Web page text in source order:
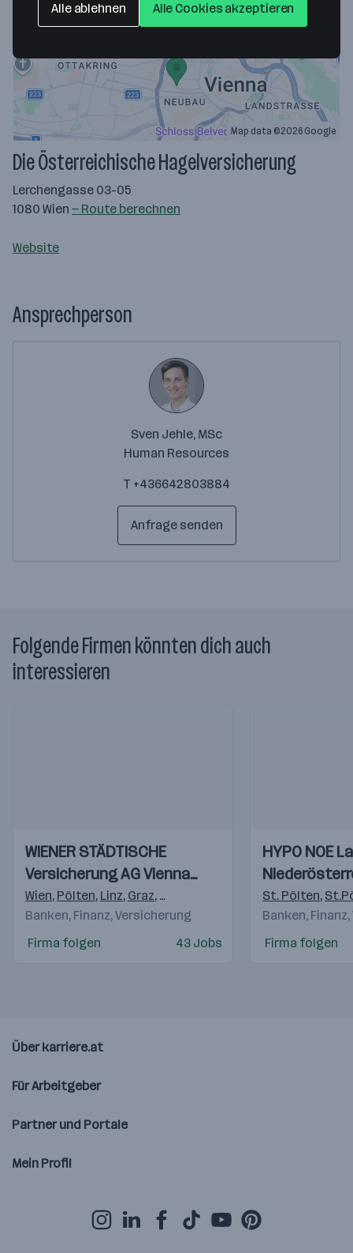
Map data ©2026 Google
Die Österreichische Hagelversicherung
Lerchengasse 03-05
1080 Wien — Route berechnen
Website
Ansprechperson
Sven Jehle, MSc
Human Resources
T +436642803884
Anfrage senden
Folgende Firmen könnten dich auch
interessieren
Videos
Einblicke
Einblicke
WIENER STÄDTISCHE
Versicherung AG Vienna
Insurance Group
Wien, Pölten, Linz, Graz, Klagenfurt Salzburg ,Innsbruck,
Banken, Finanz, Versicherung
Firma folgen
43 Jobs
Videos
Einblicke
Einblicke
HYPO NOE
AG
St. Pölten,
Banken,
Firma folgen
Über karriere.at
Für Arbeitgeber
Partner und Portale
Mein Profil
Alle ablehnen Alle Cookies akzeptieren